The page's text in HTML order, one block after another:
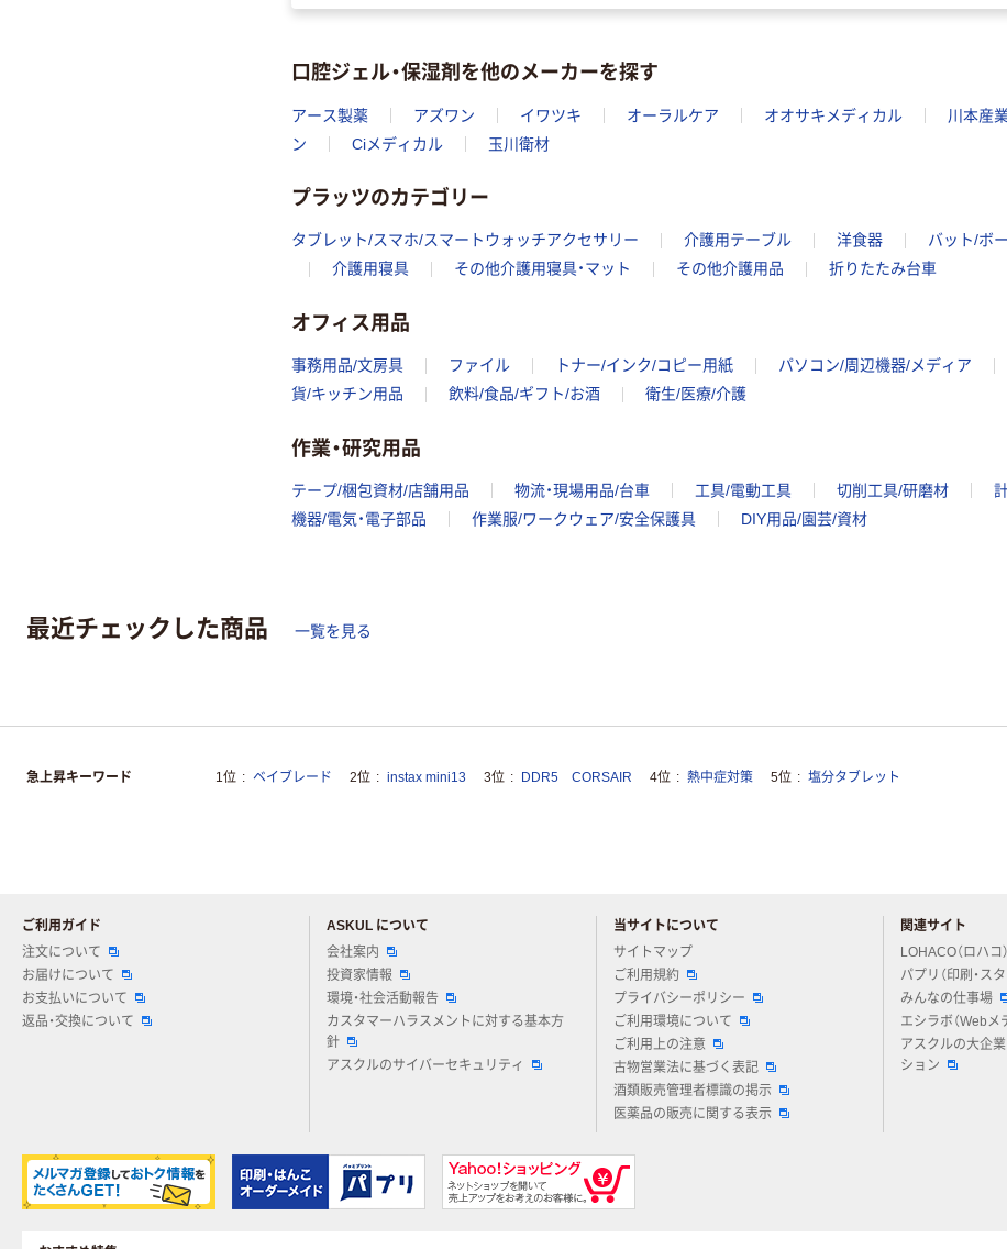
口腔ジェル・保湿剤を他のメーカーを探す
アース製薬 アズワン イワツキ オーラルケア オオサキメディカル 川本産業
ン
Ciメディカル 玉川衛材
プラッツのカテゴリー
タブレット/スマホ/スマートウォッチアクセサリー 介護用テーブル 洋食器 バット/ボ
介護用寝具
その他介護用寝具・マット その他介護用品 折りたたみ台車
オフィス用品
事務用品/文房具 ファイル トナー/インク/コピー用紙 パソコン/周辺機器/メディア
貨/キッチン用品
飲料/食品/ギフト/お酒 衛生/医療/介護
作業・研究用品
テープ/梱包資材/店舗用品 物流・現場用品/台車 工具/電動工具 切削工具/研磨材
機器/電気・電子部品
作業服/ワークウェア/安全保護具 DIY用品/園芸/資材
最近チェックした商品 一覧を見る
急上昇キーワード 1位 ベイブレード 2位 instax mini13 3位 DDR5 CORSAIR 4位 熱中症対策 5位 塩分タブレット
ご利用ガイド
注文について
お届けについて
お支払いについて
返品・交換について
ASKUL について
会社案内
投資家情報
環境・社会活動報告
カスタマーハラスメントに対する基本方
針
アスクルのサイバーセキュリティ
当サイトについて
サイトマップ
ご利用規約
プライバシーポリシー
ご利用環境について
ご利用上の注意
古物営業法に基づく表記
酒類販売管理者標識の掲示
医薬品の販売に関する表示
関連サイト
LOHACO（ロハコ）
パプリ（印刷・スタ
みんなの仕事場
エシラボ（Webメ
アスクルの大企
ション